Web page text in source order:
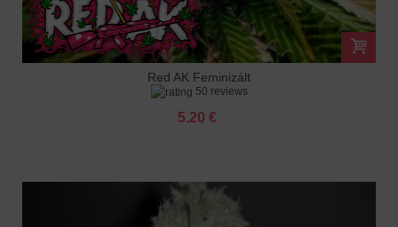
Red AK Feminizált
50 reviews
5.20 €